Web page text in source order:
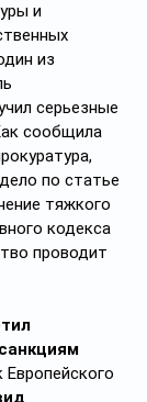
и
из
серьезные
сообщила
по статье
тяжкого
кодекса
проводит